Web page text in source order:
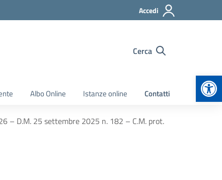
Accedi
Cerca
Albo Online Istanze online Contatti
– D.M. 25 settembre 2025 n. 182 – C.M. prot.